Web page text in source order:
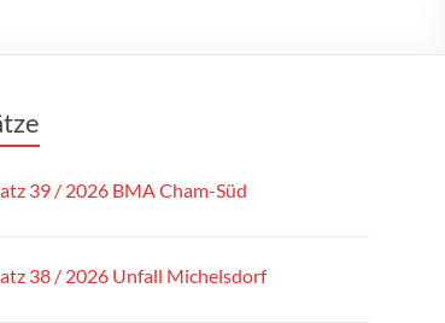
39 / 2026 BMA Cham-Süd
38 / 2026 Unfall Michelsdorf